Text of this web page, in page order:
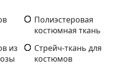
Полиэстеровая
костюмная ткань
из
Стрейч-ткань для
костюмов